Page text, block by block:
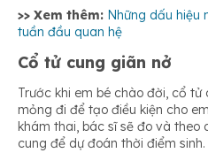
>> Xem thêm: Những dấu hiệu
tuần đầu quan hệ
Cổ tử cung giãn nở
Trước khi em bé chào đời, cổ
mỏng đi để tạo điều kiện cho
khám thai, bác sĩ sẽ đo và
cung để dự đoán thời điểm sinh.